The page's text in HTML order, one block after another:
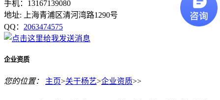
手机：13167139080
地址: 上海青浦区清河湾路1290号
QQ： 2063474575
企业资质
您的位置： 主页>关于杨艺>企业资质>>